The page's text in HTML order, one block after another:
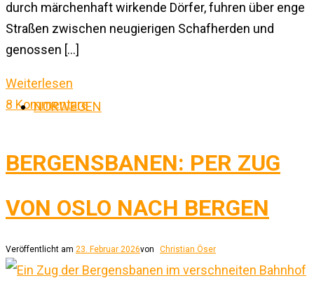
durch märchenhaft wirkende Dörfer, fuhren über enge
Straßen zwischen neugierigen Schafherden und
genossen […]
Weiterlesen
8 Kommentare
NORWEGEN
BERGENSBANEN: PER ZUG
VON OSLO NACH BERGEN
Veröffentlicht am 23. Februar 2026von Christian Öser